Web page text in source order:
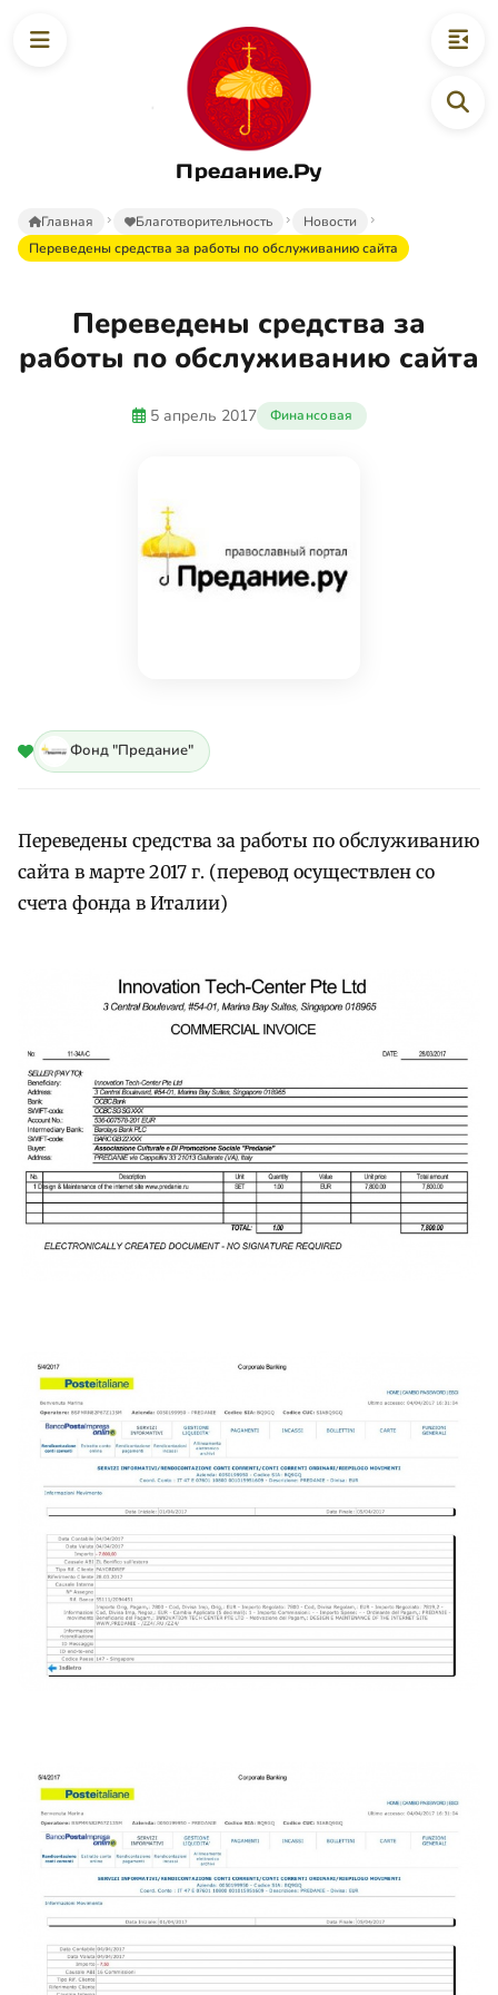
Предание.Ру
Главная Благотворительность
Новости
Переведены средства за работы по обслуживанию сайта
Переведены средства за
работы по обслуживанию сайта
5 апрель 2017 Финансовая
Фонд "Предание"
Переведены средства за работы по обслуживанию
сайта в марте 2017 г. (перевод осуществлен со
счета фонда в Италии)